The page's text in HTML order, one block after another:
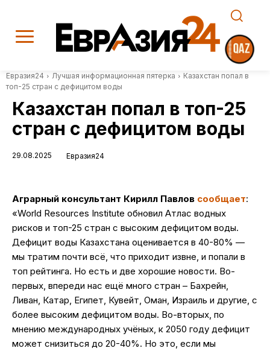
Евразия24 Лучшая информационная пятерка
Казахстан попал в
топ-25 стран с дефицитом воды
Казахстан попал в топ-25
стран с дефицитом воды
29.08.2025 Евразия24
Аграрный консультант Кирилл Павлов сообщает:
«World Resources Institute обновил Атлас водных
рисков и топ-25 стран с высоким дефицитом воды.
Дефицит воды Казахстана оценивается в 40-80% —
мы тратим почти всё, что приходит извне, и попали в
топ рейтинга. Но есть и две хорошие новости. Во-
первых, впереди нас ещё много стран – Бахрейн,
Ливан, Катар, Египет, Кувейт, Оман, Израиль и другие, с
более высоким дефицитом воды. Во-вторых, по
мнению международных учёных, к 2050 году дефицит
может снизиться до 20-40%. Но это, если мы